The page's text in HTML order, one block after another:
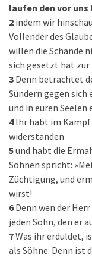
laufen den vor
2 indem wir
Vollender des
willen die Schande
sich gesetzt hat zur
3 Denn betrachtet
Sündern gegen
und in euren
4 Ihr habt im Kampf
widerstanden
5und habt die
Söhnen spricht:
Züchtigung, und
wirst!
6 Denn wen der
jeden Sohn, den er
7Was ihr erduldet,
als Söhne. Denn ist